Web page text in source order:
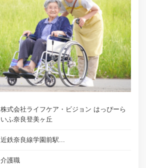
株式会社ライフケア・ビジョン はっぴーら
いふ奈良登美ヶ丘
近鉄奈良線学園前駅...
介護職